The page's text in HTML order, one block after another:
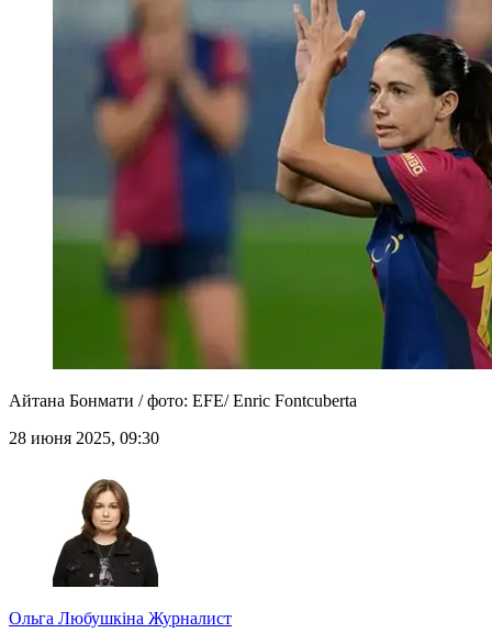
Айтана Бонмати / фото: EFE/ Enric Fontcuberta
28 июня 2025, 09:30
Ольга Любушкіна Журналист